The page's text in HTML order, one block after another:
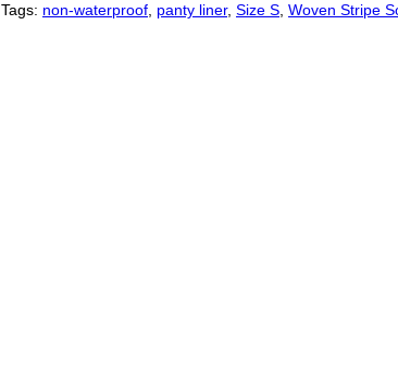
Tags: non-waterproof, panty liner, Size S, Woven Stripe